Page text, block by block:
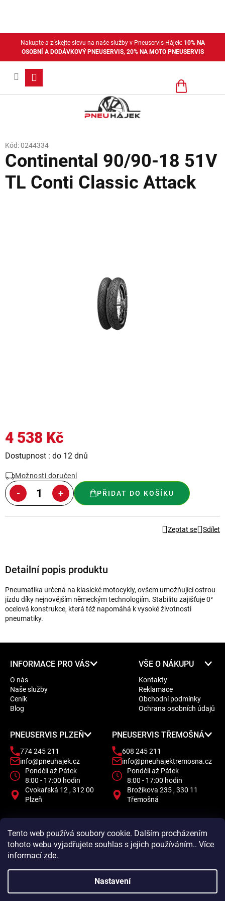
Tento web používá soubory cookie. Dalším procházením
tohoto webu vyjadřujete souhlas s jejich používáním.. Více
informací zde.
Nastavení
Nakupte a získejte slevu na naše služby v Pneuservis Hájek: 10% NA
OSOBNÍ A DODÁVKOVÝ PNEUSERVIS, 20% NA MOTO PNEUSERVIS
Nákupní
Continental 90/90-18 51V
TL Conti Classic Attack
Kód:0244334
4 538 Kč
Měrná
Dostupnost : do 12 dnů
Možnosti doručení
PŘIDAT DO KOŠÍKU
Zeptat se Sdílet
Detailní popis produktu
Pneumatika určená na klasické motocykly, ovšem umožňující ostrou
jízdu díky nejnovějším německým technologiím. Stabilitu zajišťuje 0°
ocelová konstrukce, která též napomáhá k vysoké životnosti
pneumatiky.
INFORMACE PRO VÁS
O nás
Naše služby
Ceník
Blog
VŠE O NÁKUPU
Kontakty
Reklamace
Obchodní podmínky
Ochrana osobních údajů
PNEUSERVIS PLZEŇ
774 245 211
info@pneuhajek.cz
Pondělí až Pátek
8:00 - 17:00 hodin
Cvokařská 12 , 312 00
Plzeň
PNEUSERVIS TŘEMOŠNÁ
608 245 211
info@pneuhajektremosna.cz
Pondělí až Pátek
8:00 - 17:00 hodin
Brožíkova 235 , 330 11
Třemošná